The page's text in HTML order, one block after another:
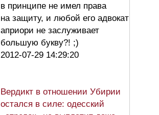
в принципе не имел права
на защиту, и любой его адвокат
априори не заслуживает
большую букву?! ;)
2012-07-29 14:29:20
Вердикт в отношении Убирии
остался в силе: одесский